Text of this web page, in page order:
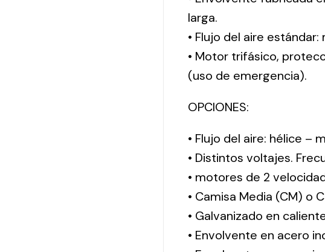
larga.
• Flujo del aire
• Motor trifásico,
(uso de emergencia).
OPCIONES:
• Flujo del aire: hélice –
• Distintos voltajes.
• motores de 2
• Camisa Media (CM) o
• Galvanizado en
• Envolvente en acero